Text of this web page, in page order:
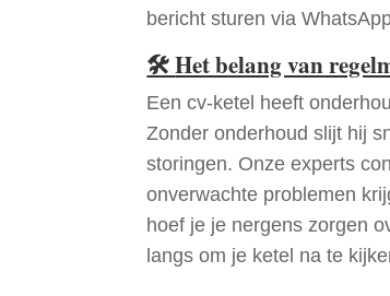
bericht sturen via
🛠Het belang van
Een cv-ketel heeft
Zonder onderhoud slijt hij
storingen. Onze experts
onverwachte problemen
hoef je je nergens zorgen
langs om je ketel na te